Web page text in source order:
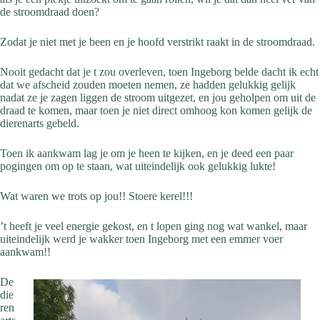
de stroomdraad doen?
Zodat je niet met je been en je hoofd verstrikt raakt in de stroomdraad.
Nooit gedacht dat je t zou overleven, toen Ingeborg belde dacht ik echt
dat we afscheid zouden moeten nemen, ze hadden gelukkig gelijk
nadat ze je zagen liggen de stroom uitgezet, en jou geholpen om uit de
draad te komen, maar toen je niet direct omhoog kon komen gelijk de
dierenarts gebeld.
Toen ik aankwam lag je om je heen te kijken, en je deed een paar
pogingen om op te staan, wat uiteindelijk ook gelukkig lukte!
Wat waren we trots op jou!! Stoere kerel!!!
’t heeft je veel energie gekost, en t lopen ging nog wat wankel, maar
uiteindelijk werd je wakker toen Ingeborg met een emmer voer
aankwam!!
De
die
ren